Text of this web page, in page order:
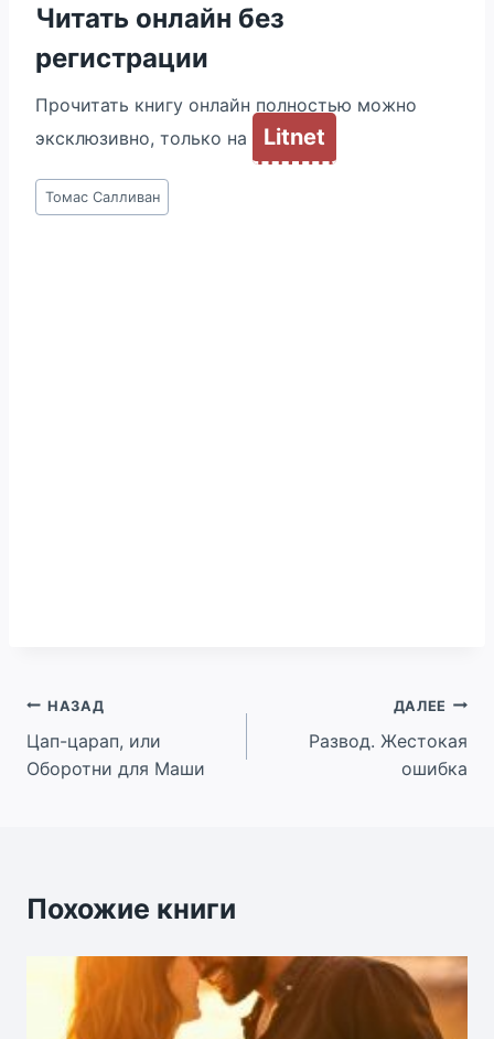
Читать онлайн без
регистрации
Прочитать книгу онлайн полностью можно
эксклюзивно, только на
Litnet
Метки
записи:
Томас Салливан
Навигация
по
НАЗАД
Цап-царап, или
Оборотни для Маши
ДАЛЕЕ
Развод. Жестокая
ошибка
Похожие книги